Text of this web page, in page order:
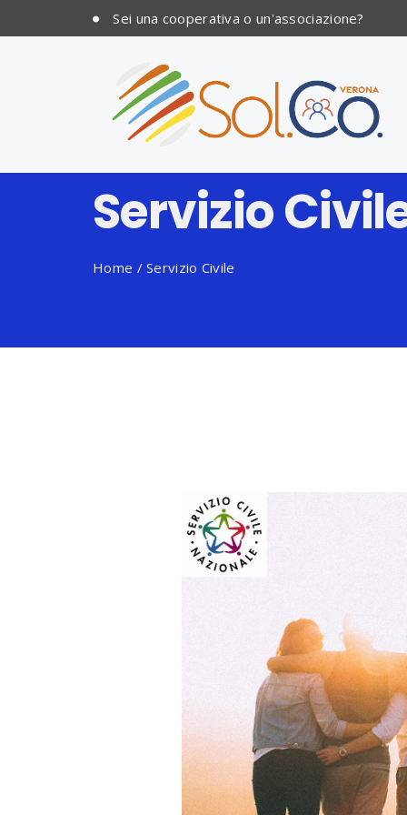
Sei una cooperativa o un'associazione?
Servizio
Home /Servizio Civile